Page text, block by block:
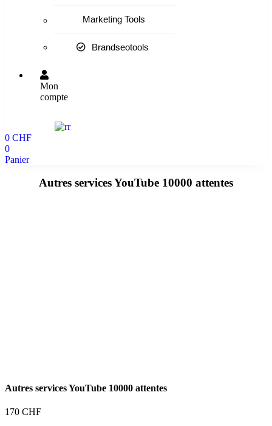
Marketing Tools
Brandseotools
Mon
compte
0 CHF
0
Panier
Autres services YouTube 10000 attentes
Autres services YouTube 10000 attentes
170 CHF